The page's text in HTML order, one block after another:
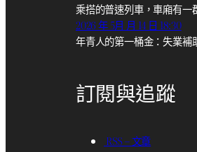
乘搭的普速列車，車廂有
2026 年 5月 月 14 日 18:30
年青人的第一桶金：失業補
訂閱與追蹤
RSS – 文章